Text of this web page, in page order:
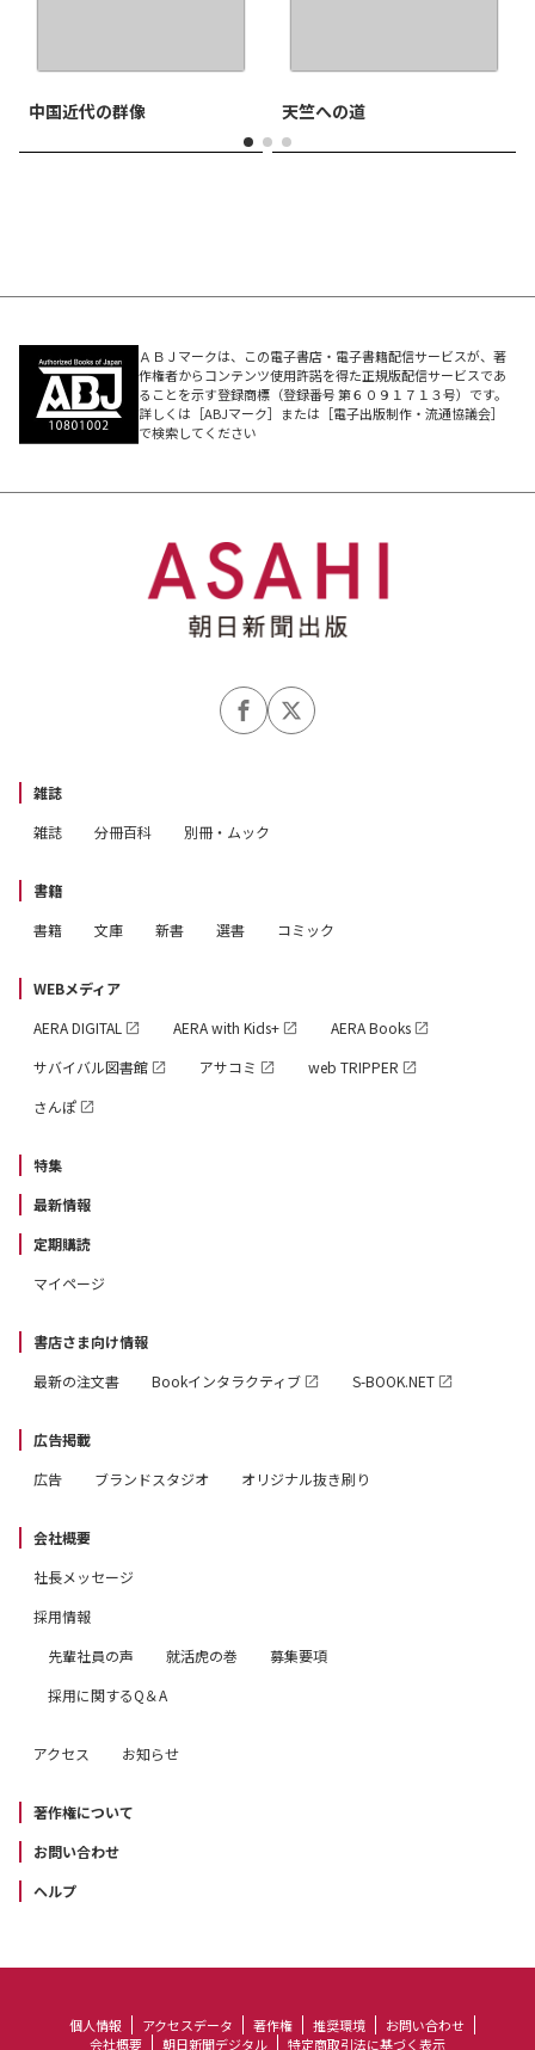
中国近代の群像 天竺への道
ＡＢＪマークは、この電子書店・電子書籍配信サービスが、著
作権者からコンテンツ使用許諾を得た正規版配信サービスであ
ることを示す登録商標（登録番号 第６０９１７１３号）です。
詳しくは［ABJマーク］または［電子出版制作・流通協議会］
で検索してください
雑誌
雑誌
分冊百科 別冊・ムック
書籍
書籍
文庫 新書 選書 コミック
WEBメディア
AERA DIGITAL
AERA with Kids+
AERA Books
サバイバル図書館
アサコミ
web TRIPPER
さんぽ
特集
最新情報
定期購読
マイページ
書店さま向け情報
最新の注文書
Bookインタラクティブ S-BOOK.NET
広告掲載
広告
ブランドスタジオ オリジナル抜き刷り
会社概要
社長メッセージ
採用情報
先輩社員の声
就活虎の巻
募集要項
採用に関するQ＆A
アクセス お知らせ
著作権について
お問い合わせ
ヘルプ
個人情報 アクセスデータ 著作権 推奨環境
お問い合わせ
会社概要
朝日新聞デジタル 特定商取引法に基づく表示